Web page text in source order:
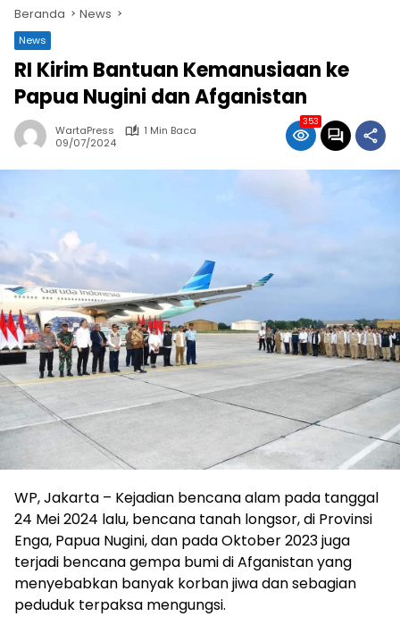
Beranda News
News
RI Kirim Bantuan Kemanusiaan ke
Papua Nugini dan Afganistan
WartaPress
1 Min Baca
09/07/2024
353
WP, Jakarta – Kejadian bencana alam pada tanggal
24 Mei 2024 lalu, bencana tanah longsor, di Provinsi
Enga, Papua Nugini, dan pada Oktober 2023 juga
terjadi bencana gempa bumi di Afganistan yang
menyebabkan banyak korban jiwa dan sebagian
peduduk terpaksa mengungsi.